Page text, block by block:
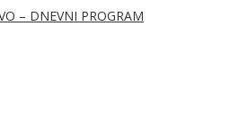
– DNEVNI PROGRAM